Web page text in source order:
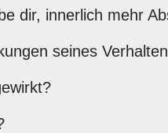
dir, innerlich mehr
seines